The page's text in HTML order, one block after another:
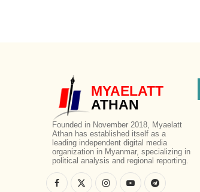
MYAELATT
ATHAN
Founded in November 2018, Myaelatt
Athan has established itself as a
leading independent digital media
organization in Myanmar, specializing in
political analysis and regional reporting.